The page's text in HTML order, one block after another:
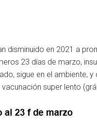
disminuido en 2021 a
23 días de marzo,
sigue en el ambiente,
super lento